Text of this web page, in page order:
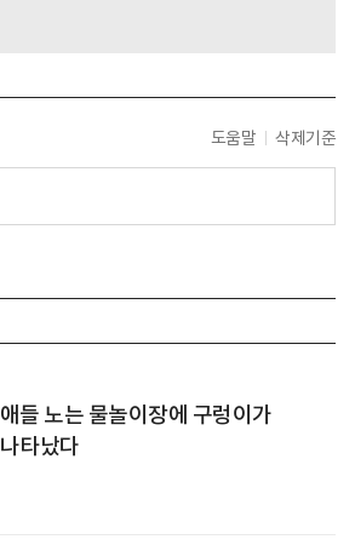
도움말 삭제기준
애들 노는 물놀이장에 구렁이가
나타났다